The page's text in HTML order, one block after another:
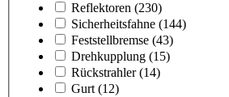
Reflektoren (230)
Sicherheitsfahne (144)
Feststellbremse (43)
Drehkupplung (15)
Rückstrahler (14)
Gurt (12)